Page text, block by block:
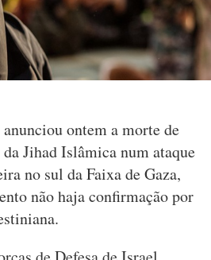
ontem a morte de
Jihad Islâmica num ataque
no sul da Faixa de Gaza,
não haja confirmação por